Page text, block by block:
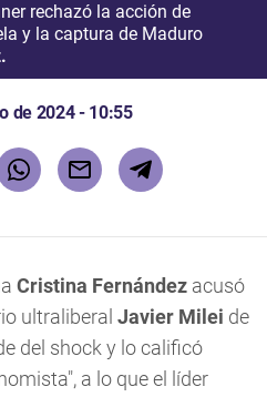
rechazó la acción de
y la captura de Maduro
de 2024 - 10:55
Cristina Fernández acusó
ultraliberal Javier Milei de
del shock y lo calificó
a lo que el líder